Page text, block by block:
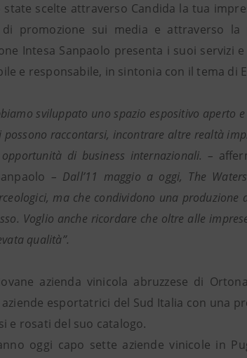
scelte attraverso Candida la tua
promozione sui media e attraverso
Intesa Sanpaolo presenta i suoi
e responsabile, in sintonia con il tema di
sviluppato uno spazio espositivo aperto
raccontarsi, incontrare altre realtà
di business internazionali. –
– Dall’11 maggio a oggi, The
ma che condividono una
Voglio anche ricordare che oltre alle
qualità”.
azienda vinicola abruzzese di
esportatrici del Sud Italia con una
e rosati del suo catalogo.
oggi capo sette aziende vinicole in